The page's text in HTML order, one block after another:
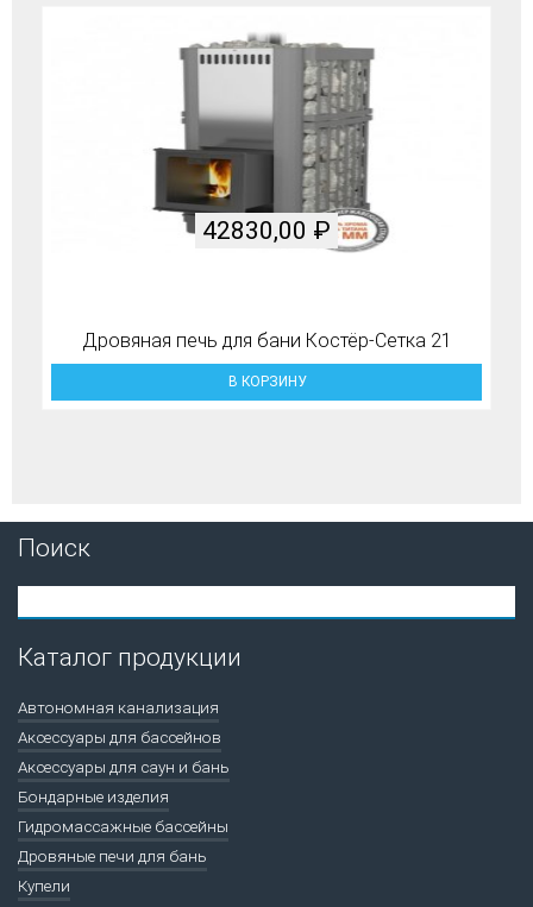
Дровяная печь для бани Костёр-Сетка 21
42830,00 ₽
В КОРЗИНУ
Поиск
Каталог продукции
Автономная канализация
Аксессуары для бассейнов
Аксессуары для саун и бань
Бондарные изделия
Гидромассажные бассейны
Дровяные печи для бань
Купели